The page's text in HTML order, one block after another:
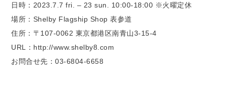
日時：2023.7.7 fri. – 23 sun. 10:00-18:00 ※火曜定休
場所：Shelby Flagship Shop 表参道
住所：〒107-0062 東京都港区南青山3-15-4
URL：http://www.shelby8.com
お問合せ先：03-6804-6658